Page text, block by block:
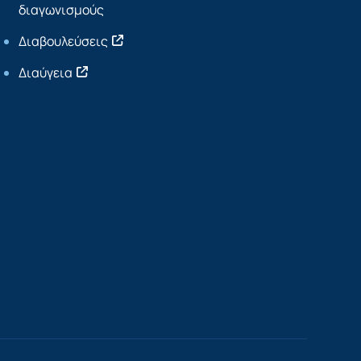
διαγωνισμούς
Διαβουλεύσεις
Διαύγεια